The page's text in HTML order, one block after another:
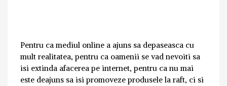
Pentru ca mediul online a ajuns sa depaseasca cu
mult realitatea, pentru ca oamenii se vad nevoiti sa
isi extinda afacerea pe internet, pentru ca nu mai
este deajuns sa isi promoveze produsele la raft, ci si